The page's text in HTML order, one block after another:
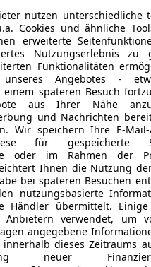
nutzen unterschiedliche
Cookies und ähnliche
erweiterte
Nutzungserlebnis zu
Funktionalitäten
unseres Angebotes -
einem späteren Besuch
aus Ihrer Nähe
und Nachrichten
Wir speichern Ihre E-Mail-
für gespeicherte
oder im Rahmen der
Ihnen die Nutzung
bei späteren Besuchen
nutzungsbasierte
Händler übermittelt. Einige
verwendet, um
angegebene
dieses Zeitraums
neuer